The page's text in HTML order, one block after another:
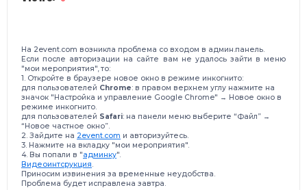
На 2event.com возникла проблема со входом в админ.панель.
Если после авторизации на сайте вам не удалось зайти в меню
"мои мероприятия", то:
1. Откройте в браузере новое окно в режиме инкогнито:
для пользователей Chrome: в правом верхнем углу нажмите на
значок "Настройка и управление Google Chrome" → Новое окно в
режиме инкогнито.
для пользователей Safari: на панели меню выберите “Файл” →
“Новое частное окно”.
2. Зайдите на 2event.com и авторизуйтесь.
3. Нажмите на вкладку "мои мероприятия".
4. Вы попали в "админку".
Видеоинтсрукция.
Приносим извинения за временные неудобства.
Проблема будет исправлена завтра.